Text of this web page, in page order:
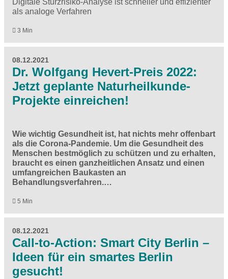
als analoge Verfahren
3 Min
08.12.2021
Dr. Wolfgang Hevert-Preis 2022:
Jetzt geplante Naturheilkunde-
Projekte einreichen!
Wie wichtig Gesundheit ist, hat nichts mehr offenbart
als die Corona-Pandemie. Um die Gesundheit des
Menschen bestmöglich zu schützen und zu erhalten,
braucht es einen ganzheitlichen Ansatz und einen
umfangreichen Baukasten an
Behandlungsverfahren.…
5 Min
08.12.2021
Call-to-Action: Smart City Berlin –
Ideen für ein smartes Berlin
gesucht!